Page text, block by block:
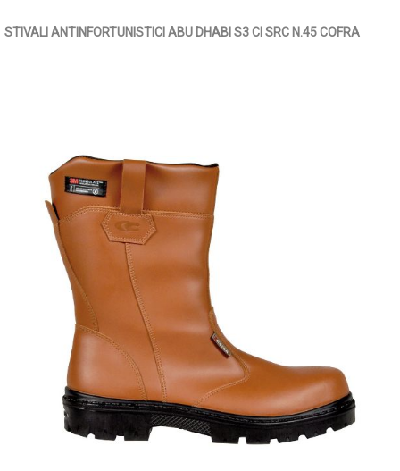
STIVALI ANTINFORTUNISTICI ABU DHABI S3 CI SRC N.45 COFRA